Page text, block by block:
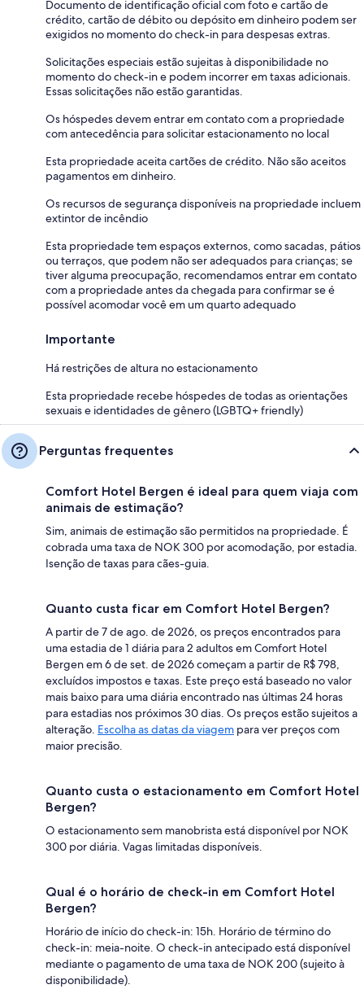
Documento de identificação oficial com foto e cartão de
crédito, cartão de débito ou depósito em dinheiro podem ser
exigidos no momento do check-in para despesas extras.
Solicitações especiais estão sujeitas à disponibilidade no
momento do check-in e podem incorrer em taxas adicionais.
Essas solicitações não estão garantidas.
Os hóspedes devem entrar em contato com a propriedade
com antecedência para solicitar estacionamento no local
Esta propriedade aceita cartões de crédito. Não são aceitos
pagamentos em dinheiro.
Os recursos de segurança disponíveis na propriedade incluem
extintor de incêndio
Esta propriedade tem espaços externos, como sacadas, pátios
ou terraços, que podem não ser adequados para crianças; se
tiver alguma preocupação, recomendamos entrar em contato
com a propriedade antes da chegada para confirmar se é
possível acomodar você em um quarto adequado
Importante
Há restrições de altura no estacionamento
Esta propriedade recebe hóspedes de todas as orientações
sexuais e identidades de gênero (LGBTQ+ friendly)
Perguntas frequentes
Comfort Hotel Bergen é ideal para quem viaja com
animais de estimação?
Sim, animais de estimação são permitidos na propriedade. É
cobrada uma taxa de NOK 300 por acomodação, por estadia.
Isenção de taxas para cães-guia.
Quanto custa ficar em Comfort Hotel Bergen?
A partir de 7 de ago. de 2026, os preços encontrados para
uma estadia de 1 diária para 2 adultos em Comfort Hotel
Bergen em 6 de set. de 2026 começam a partir de R$ 798,
excluídos impostos e taxas. Este preço está baseado no valor
mais baixo para uma diária encontrado nas últimas 24 horas
para estadias nos próximos 30 dias. Os preços estão sujeitos a
alteração. Escolha as datas da viagem para ver preços com
maior precisão.
Quanto custa o estacionamento em Comfort Hotel
Bergen?
O estacionamento sem manobrista está disponível por NOK
300 por diária. Vagas limitadas disponíveis.
Qual é o horário de check-in em Comfort Hotel
Bergen?
Horário de início do check-in: 15h. Horário de término do
check-in: meia-noite. O check-in antecipado está disponível
mediante o pagamento de uma taxa de NOK 200 (sujeito à
disponibilidade).